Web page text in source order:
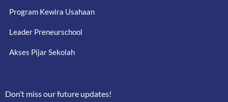
Program Kewira Usahaan
Leader Preneurschool
Akses Pijar Sekolah
Don’t miss our future updates!